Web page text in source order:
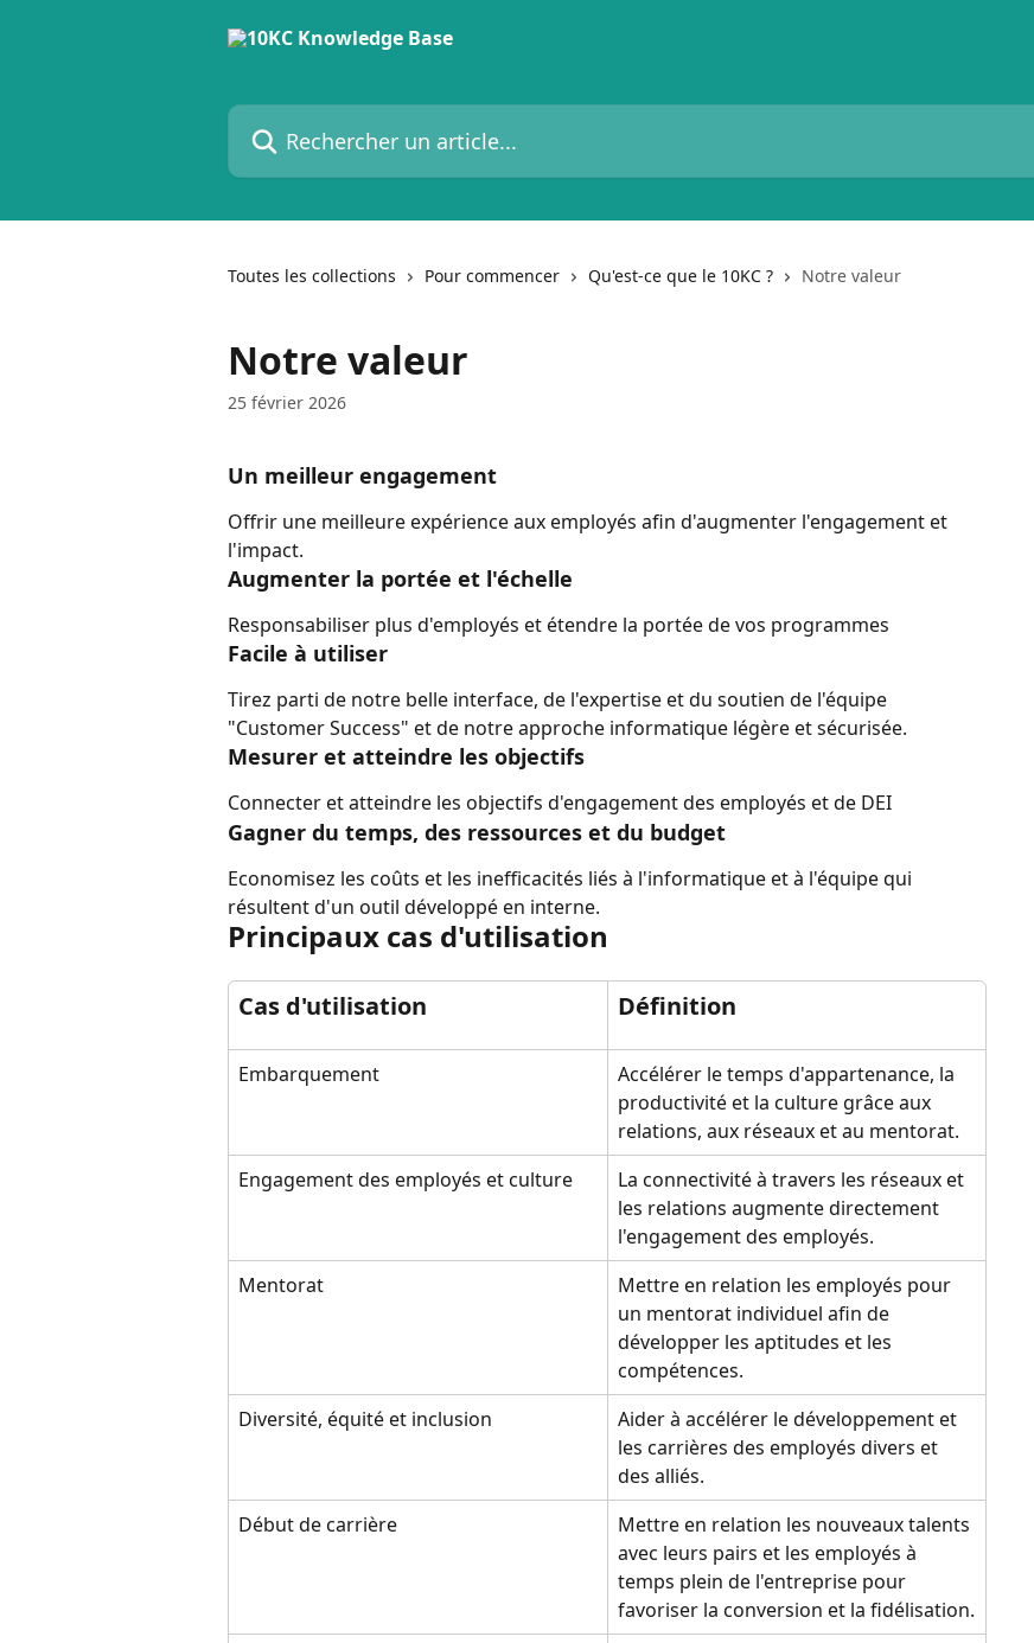
Rechercher un article...
Toutes les collections Pour commencer Qu'est-ce que le 10KC ? Notre valeur
Notre valeur
25 février 2026
Un meilleur engagement
Offrir une meilleure expérience aux employés afin d'augmenter l'engagement et
l'impact.
Augmenter la portée et l'échelle
Responsabiliser plus d'employés et étendre la portée de vos programmes
Facile à utiliser
Tirez parti de notre belle interface, de l'expertise et du soutien de l'équipe
"Customer Success" et de notre approche informatique légère et sécurisée.
Mesurer et atteindre les objectifs
Connecter et atteindre les objectifs d'engagement des employés et de DEI
Gagner du temps, des ressources et du budget
Economisez les coûts et les inefficacités liés à l'informatique et à l'équipe qui
résultent d'un outil développé en interne.
Principaux cas d'utilisation
Cas d'utilisation Définition
Embarquement
Accélérer le temps d'appartenance, la
productivité et la culture grâce aux
relations, aux réseaux et au mentorat.
Engagement des employés et culture
La connectivité à travers les réseaux et
les relations augmente directement
l'engagement des employés.
Mentorat
Mettre en relation les employés pour
un mentorat individuel afin de
développer les aptitudes et les
compétences.
Diversité, équité et inclusion
Aider à accélérer le développement et
les carrières des employés divers et
des alliés.
Début de carrière
Mettre en relation les nouveaux talents
avec leurs pairs et les employés à
temps plein de l'entreprise pour
favoriser la conversion et la fidélisation.